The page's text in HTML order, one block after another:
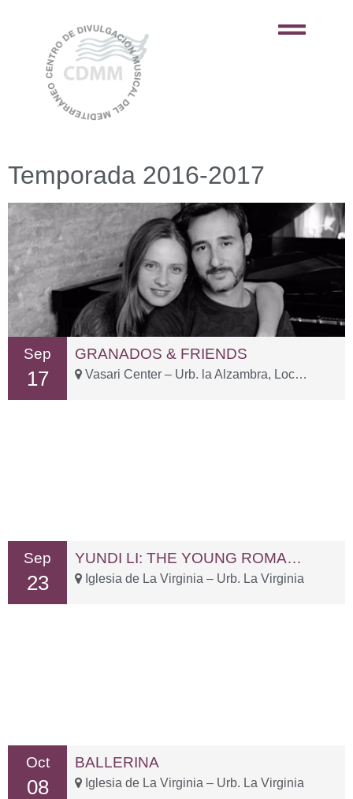
Temporada 2016-2017
Sep
17
GRANADOS & FRIENDS
Vasari Center – Urb. la Alzambra, Local 3-1
Sep
23
YUNDI LI: THE YOUNG ROMANTIC
Iglesia de La Virginia – Urb. La Virginia
Oct
08
BALLERINA
Iglesia de La Virginia – Urb. La Virginia